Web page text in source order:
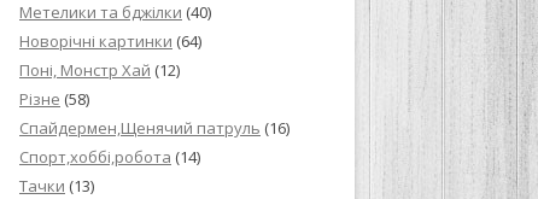
Метелики та бджілки (40)
Новорічні картинки (64)
Поні, Монстр Хай (12)
Різне (58)
Спайдермен,Щенячий патруль (16)
Спорт,хоббі,робота (14)
Тачки (13)